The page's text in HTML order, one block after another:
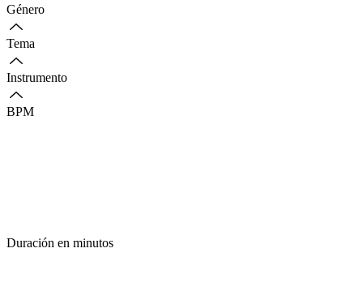
Género
Tema
Instrumento
BPM
Duración en minutos